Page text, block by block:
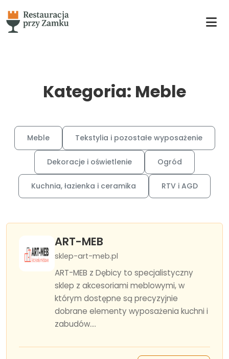
Kategoria: Meble
Meble Tekstylia i pozostałe wyposażenie
Dekoracje i oświetlenie Ogród
Kuchnia, łazienka i ceramika RTV i AGD
ART-MEB
sklep-art-meb.pl
ART-MEB z Dębicy to specjalistyczny
sklep z akcesoriami meblowymi, w
którym dostępne są precyzyjnie
dobrane elementy wyposażenia kuchni i
zabudów....